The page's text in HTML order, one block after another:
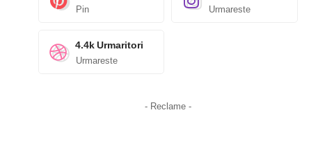
Pin Urmareste
4.4k Urmaritori
Urmareste
- Reclame -